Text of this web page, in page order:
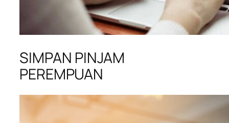
SIMPAN PINJAM
PEREMPUAN